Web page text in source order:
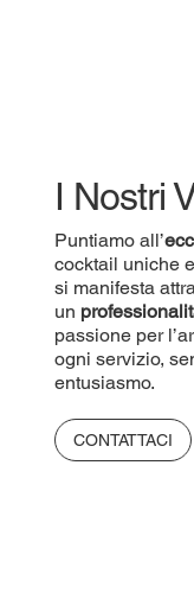
I Nostri
Puntiamo all’
cocktail uniche
si manifesta
un
passione per
ogni servizio,
entusiasmo.
CONTATTACI